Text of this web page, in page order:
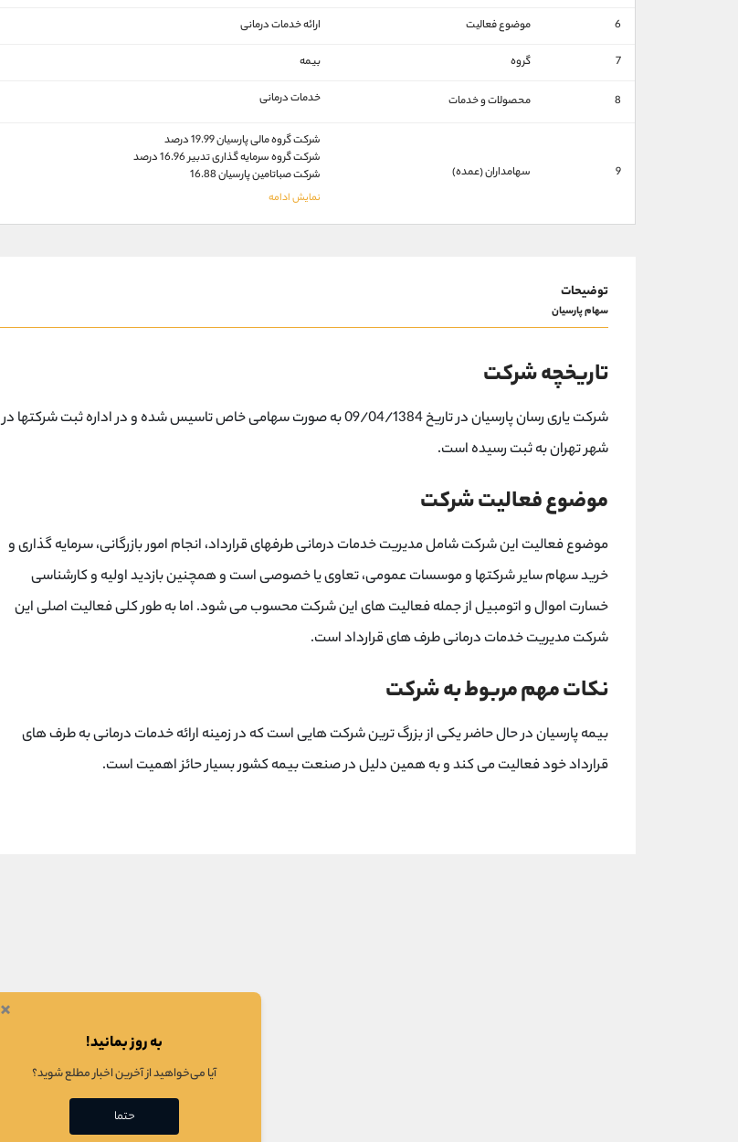
6
موضوع فعالیت
ارائه خدمات درمانی
7
گروه بیمه
8 محصولات و خدمات خدمات درمانی
9 سهامداران (عمده)
شرکت گروه مالی پارسیان 19.99 درصد
شرکت گروه سرمایه گذاری تدبیر 16.96 درصد
شرکت صباتامین پارسیان 16.88
توضیحات
سهام پارسیان
تاریخچه شرکت
شرکت یاری رسان پارسیان در تاریخ 09/04/1384 به صورت سهامی خاص تاسیس شده و در اداره ثبت شرکتها در
شهر تهران به ثبت رسیده است.
موضوع فعالیت شرکت
موضوع فعالیت این شرکت شامل مدیریت خدمات درمانی طرفهای قرارداد، انجام امور بازرگانی، سرمایه گذاری و
خرید سهام سایر شرکتها و موسسات عمومی، تعاوی یا خصوصی است و همچنین بازدید اولیه و کارشناسی
خسارت اموال و اتومبیل از جمله فعالیت های این شرکت محسوب می شود. اما به طور کلی فعالیت اصلی این
شرکت مدیریت خدمات درمانی طرف های قرارداد است.
نکات مهم مربوط به شرکت
بیمه پارسیان در حال حاضر یکی از بزرگ ترین شرکت هایی است که در زمینه ارائه خدمات درمانی به طرف های
قرارداد خود فعالیت می کند و به همین دلیل در صنعت بیمه کشور بسیار حائز اهمیت است.
×
به روز بمانید!
آیا می‌خواهید از آخرین اخبار مطلع شوید؟
حتما